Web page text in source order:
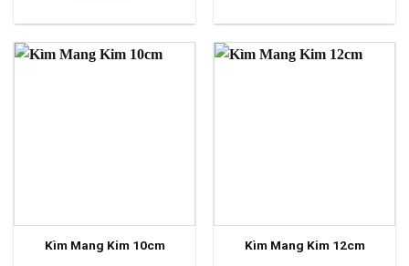
Kìm Mang Kim 10cm Kìm Mang Kim 12cm